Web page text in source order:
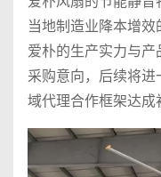
当地制造业降本增
爱朴的生产实力与
采购意向，后续将
域代理合作框架达成